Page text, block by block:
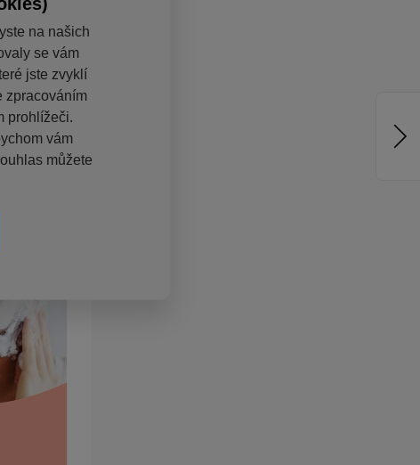
na našich
se vám
jste zvyklí
zpracováním
prohlížeči.
vám
můžete